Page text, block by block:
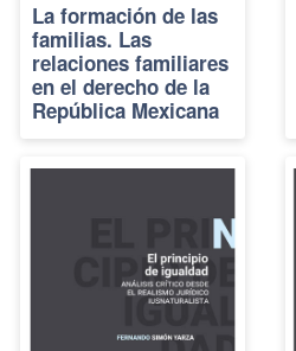
La formación de las
familias. Las
relaciones familiares
en el derecho de la
República Mexicana